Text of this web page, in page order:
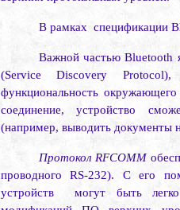
В рамках спецификации
Важной частьюBluetooth
(Service Dis­covery Protocol),
функциональность
соединение, устройство
(например, выводить документы
Протокол RFCOMM
проводногоRS-232). С его
устройств
могут быть